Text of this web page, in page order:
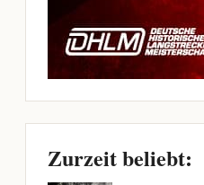
Zurzeit beliebt: